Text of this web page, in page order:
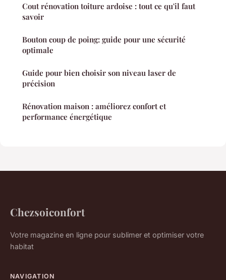
Cout rénovation toiture ardoise : tout ce qu'il faut
savoir
Bouton coup de poing: guide pour une sécurité
optimale
Guide pour bien choisir son niveau laser de
précision
Rénovation maison : améliorez confort et
performance énergétique
Chezsoiconfort
Votre magazine en ligne pour sublimer et optimiser votre
habitat
NAVIGATION